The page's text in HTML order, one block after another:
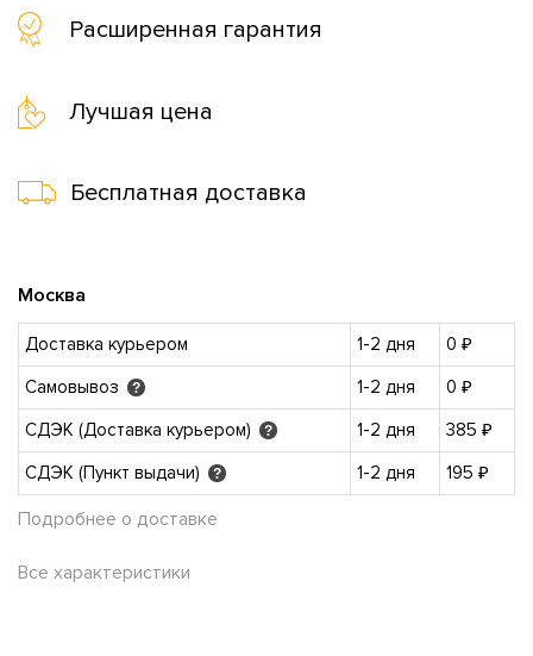
Расширенная гарантия
Лучшая цена
Бесплатная доставка
Москва
Доставка курьером 1-2 дня
0 ₽
Самовывоз
? 1-2 дня
0 ₽
СДЭК (Доставка курьером)
? 1-2 дня
385 ₽
СДЭК (Пункт выдачи)
? 1-2 дня 195 ₽
Подробнее о доставке
Все характеристики